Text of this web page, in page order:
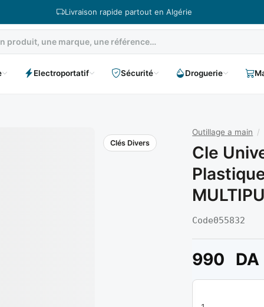
Livraison rapide partout en Algérie
Electroportatif Sécurité Droguerie
Clés Divers
Outillage a main /
Cle
Code055832
990 DA
quantité de Cle